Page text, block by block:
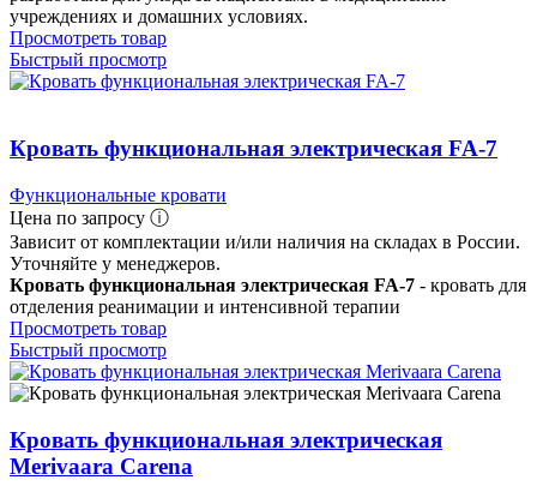
учреждениях и домашних условиях.
Просмотреть товар
Быстрый просмотр
Кровать функциональная электрическая FA-7
Функциональные кровати
Цена по запросу ⓘ
Зависит от комплектации и/или наличия на складах в России.
Уточняйте у менеджеров.
Кровать функциональная электрическая FA-7 - кровать для
отделения реанимации и интенсивной терапии
Просмотреть товар
Быстрый просмотр
Кровать функциональная электрическая
Merivaara Carena